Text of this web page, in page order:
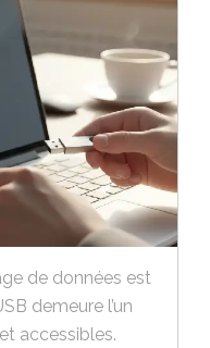
de données est
demeure l’un
accessibles.